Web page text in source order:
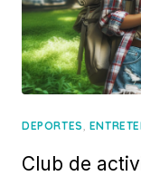
DEPORTES,
Club de